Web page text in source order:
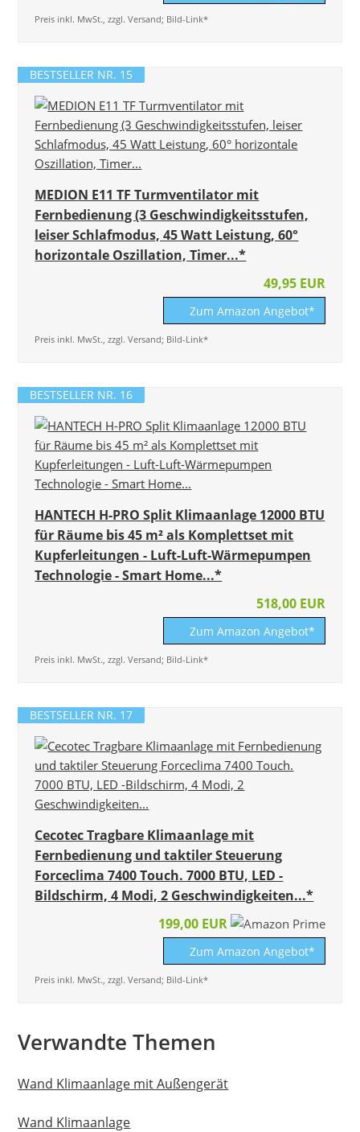
Preis inkl. MwSt., zzgl. Versand; Bild-Link*
BESTSELLER NR. 15
MEDION E11 TF Turmventilator mit
Fernbedienung (3 Geschwindigkeitsstufen,
leiser Schlafmodus, 45 Watt Leistung, 60°
horizontale Oszillation, Timer...*
49,95 EUR
Zum Amazon Angebot*
Preis inkl. MwSt., zzgl. Versand; Bild-Link*
BESTSELLER NR. 16
HANTECH H-PRO Split Klimaanlage 12000 BTU
für Räume bis 45 m² als Komplettset mit
Kupferleitungen - Luft-Luft-Wärmepumpen
Technologie - Smart Home...*
518,00 EUR
Zum Amazon Angebot*
Preis inkl. MwSt., zzgl. Versand; Bild-Link*
BESTSELLER NR. 17
Cecotec Tragbare Klimaanlage mit
Fernbedienung und taktiler Steuerung
Forceclima 7400 Touch. 7000 BTU, LED -
Bildschirm, 4 Modi, 2 Geschwindigkeiten...*
199,00 EUR
Zum Amazon Angebot*
Preis inkl. MwSt., zzgl. Versand; Bild-Link*
Verwandte Themen
Wand Klimaanlage mit Außengerät
Wand Klimaanlage